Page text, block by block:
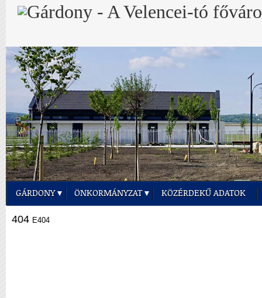
GÁRDONY ÖNKORMÁNYZAT KÖZÉRDEKŰ ADATOK
404 E404